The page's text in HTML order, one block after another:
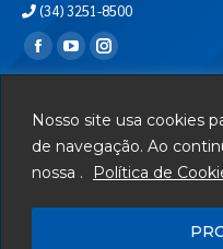
Nosso site usa cookies
de navegação. Ao
nossa .
Política de
(34) 3251-8500
Encontre-nos em:
Departamento de T.I.
Serviços
Telefones Úteis